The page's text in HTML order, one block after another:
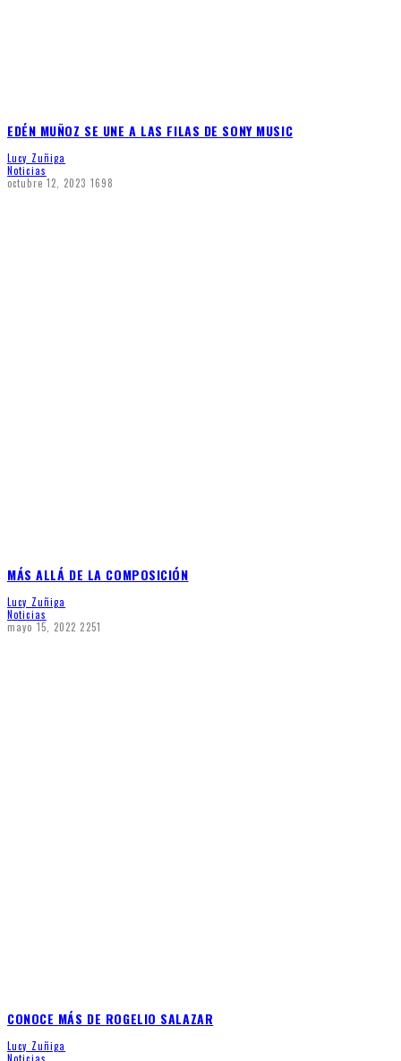
EDÉN MUÑOZ SE UNE A LAS FILAS DE SONY MUSIC
Lucy Zuñiga
Noticias
octubre 12, 2023 1698
MÁS ALLÁ DE LA COMPOSICIÓN
Lucy Zuñiga
Noticias
mayo 15, 2022 2251
CONOCE MÁS DE ROGELIO SALAZAR
Lucy Zuñiga